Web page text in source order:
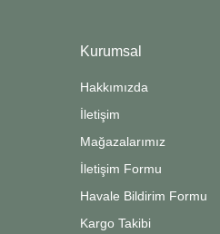
Kurumsal
Hakkımızda
İletişim
Mağazalarımız
İletişim Formu
Havale Bildirim Formu
Kargo Takibi